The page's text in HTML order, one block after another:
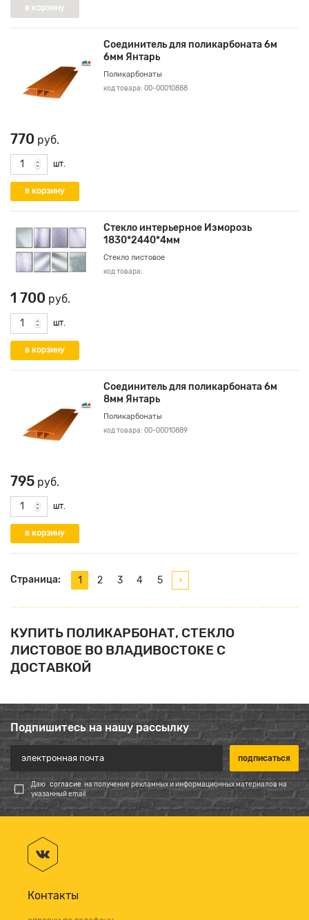
Соединитель для поликарбоната 6м
6мм Янтарь
Поликарбонаты
код товара: 00-00010888
770 руб.
шт.
Стекло интерьерное Изморозь
1830*2440*4мм
Стекло листовое
код товара:
1 700 руб.
шт.
Соединитель для поликарбоната 6м
8мм Янтарь
Поликарбонаты
код товара: 00-00010889
795 руб.
шт.
Страница: 1 2 3 4 5
КУПИТЬ ПОЛИКАРБОНАТ, СТЕКЛО
ЛИСТОВОЕ ВО ВЛАДИВОСТОКЕ С
ДОСТАВКОЙ
Подпишитесь на нашу рассылку
Даю согласие на получение рекламных и информационных материалов на
указанный email
Контакты